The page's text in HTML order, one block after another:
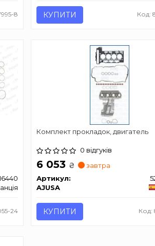
8 КУПИТИ Код:
24
Комплект прокладок, двигатель
0 відгуків
6 053 ₴
завтра
Артикул:
AJUSA
КУПИТИ Код: